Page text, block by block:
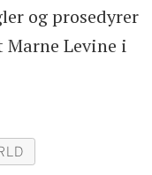
og prosedyrer
Levine i